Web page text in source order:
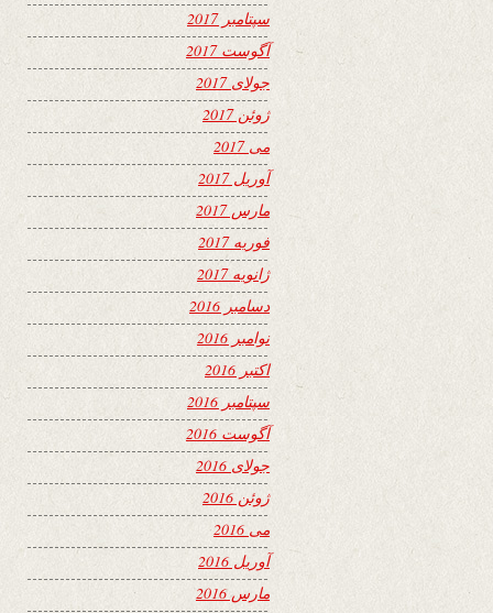
سپتامبر 2017
آگوست 2017
جولای 2017
ژوئن 2017
می 2017
آوریل 2017
مارس 2017
فوریه 2017
ژانویه 2017
دسامبر 2016
نوامبر 2016
اکتبر 2016
سپتامبر 2016
آگوست 2016
جولای 2016
ژوئن 2016
می 2016
آوریل 2016
مارس 2016